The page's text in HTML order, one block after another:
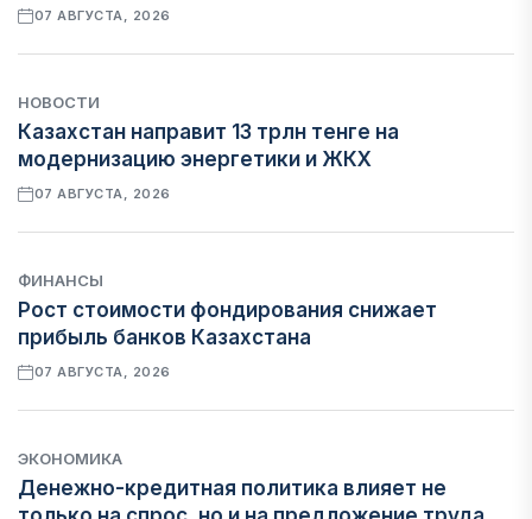
07 АВГУСТА, 2026
НОВОСТИ
Казахстан направит 13 трлн тенге на
модернизацию энергетики и ЖКХ
07 АВГУСТА, 2026
ФИНАНСЫ
Рост стоимости фондирования снижает
прибыль банков Казахстана
07 АВГУСТА, 2026
ЭКОНОМИКА
Денежно-кредитная политика влияет не